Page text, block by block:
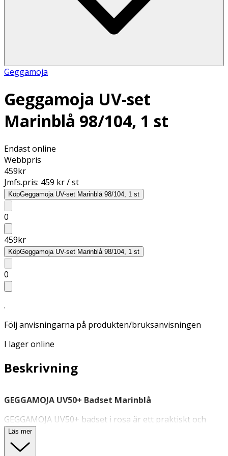
Geggamoja
Geggamoja UV-set
Marinblå 98/104, 1 st
Endast online
Webbpris
459kr
Jmfs.pris: 459 kr / st
KöpGeggamoja UV-set Marinblå 98/104, 1 st
0
459kr
KöpGeggamoja UV-set Marinblå 98/104, 1 st
0
.
Följ anvisningarna på produkten/bruksanvisningen
I lager online
Beskrivning
GEGGAMOJA UV50+ Badset Marinblå
GEGGAMOJA UV50+ badset i rosa är ett praktiskt och
skyddande set för soliga dagar vid strand och pool. Setet
består av en kortärmad tröja med dragkedja framtill och
matchande shorts. Det snabbtorkande materialet har
Läs mer